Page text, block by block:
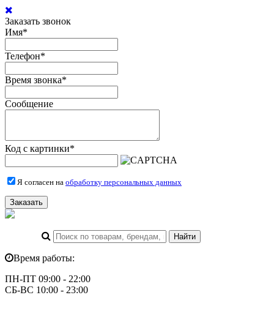
Заказать звонок
Имя*
Телефон*
Время звонка*
Сообщение
Код с картинки*
Я согласен на обработку персональных данных
Заказать
Время работы:
ПН-ПТ 09:00 - 22:00
СБ-ВС 10:00 - 23:00